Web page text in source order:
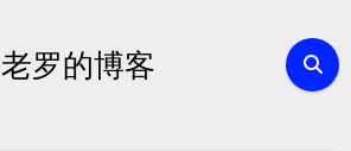
老罗的博客